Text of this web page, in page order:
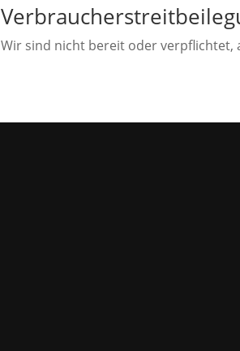
Wir sind nicht bereit oder verpflichtet,